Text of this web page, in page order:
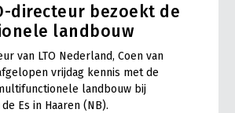
directeur bezoekt de
landbouw
van LTO Nederland, Coen van
vrijdag kennis met de
landbouw bij
Es in Haaren (NB).